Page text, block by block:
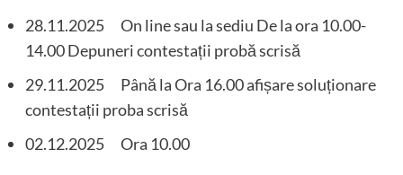
28.11.2025 On line sau la sediu De la ora 10.00-
14.00 Depuneri contestații probă scrisă
29.11.2025 Până la Ora 16.00 afișare soluționare
contestații proba scrisă
02.12.2025 Ora 10.00